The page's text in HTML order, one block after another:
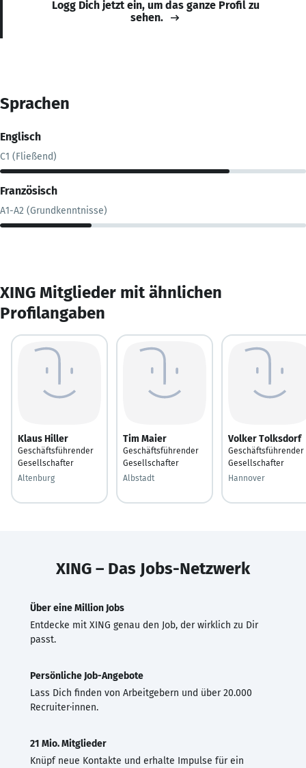
Logg Dich jetzt ein, um das ganze Profil zu
sehen.
Sprachen
Englisch
C1 (Fließend)
Französisch
A1-A2 (Grundkenntnisse)
XING Mitglieder mit ähnlichen
Profilangaben
Klaus Hiller
Geschäftsführender
Gesellschafter
Altenburg
Tim Maier
Geschäftsführender
Gesellschafter
Albstadt
Volker Tolksdorf
Geschäftsführender
Gesellschafter
Hannover
XING – Das Jobs-Netzwerk
Über eine Million Jobs
Entdecke mit XING genau den Job, der wirklich zu Dir
passt.
Persönliche Job-Angebote
Lass Dich finden von Arbeitgebern und über 20.000
Recruiter·innen.
21 Mio. Mitglieder
Knüpf neue Kontakte und erhalte Impulse für ein